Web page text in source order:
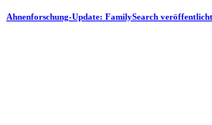
Ahnenforschung-Update: FamilySearch